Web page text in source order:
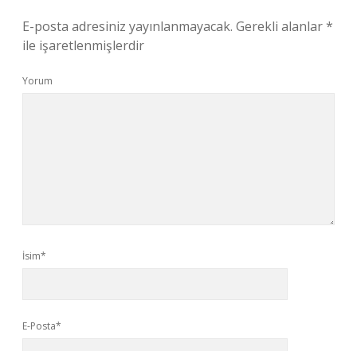
E-posta adresiniz yayınlanmayacak. Gerekli alanlar*
ile işaretlenmişlerdir
Yorum
İsim*
E-Posta*